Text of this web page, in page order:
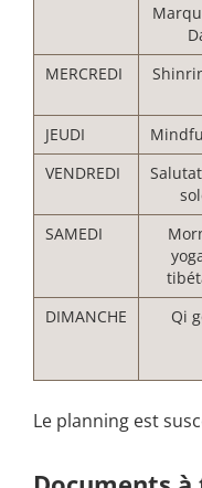
MERCREDI
JEUDI
VENDREDI
SAMEDI
DIMANCHE Qi
Le planning est